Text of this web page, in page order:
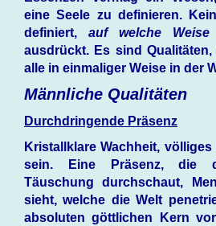
eine Seele zu definieren.
definiert, auf welche Weise
ausdrückt. Es sind
alle in einmaliger Weise in der
Männliche Qualitäten
Durchdringende Präsenz
Kristallklare Wachheit,
sein. Eine Präsenz, die
Täuschung durchschaut,
sieht, welche die Welt
absoluten göttlichen Kern